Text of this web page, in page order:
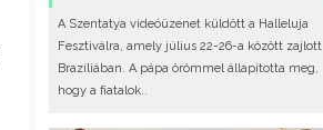
A Szentatya videóüzenet küldött a Halleluja
Fesztiválra, amely július 22-26-a között zajlott
Brazíliában. A pápa örömmel állapította meg,
hogy a fiatalok..